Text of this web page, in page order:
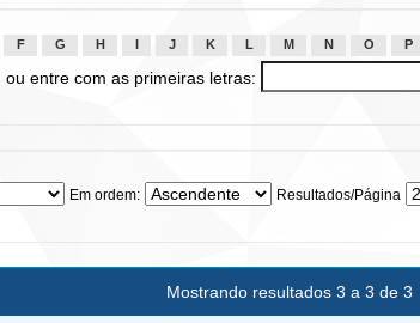
F G H J K L M N O P
ou entre com as primeiras letras:
Em ordem: Resultados/Página
Mostrando resultados 3 a 3 de 3